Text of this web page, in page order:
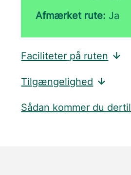
Afmærket rute: Ja
Faciliteter på ruten
Tilgængelighed
Sådan kommer du dertil